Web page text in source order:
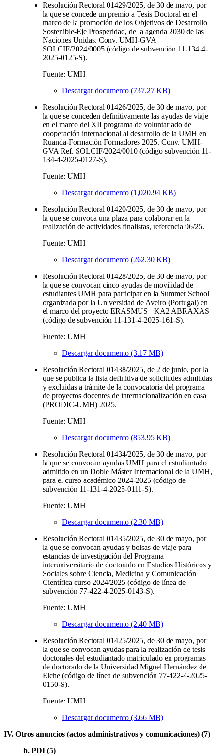
Resolución Rectoral 01429/2025, de 30 de mayo, por
la que se concede un premio a Tesis Doctoral en el
marco de la promoción de los Objetivos de Desarrollo
Sostenible-Eje Prosperidad, de la agenda 2030 de las
Naciones Unidas. Conv. UMH-GVA
SOLCIF/2024/0005 (código de subvención 11-134-4-
2025-0125-S).
Fuente: UMH
Descargar documento (737.27 KB)
Resolución Rectoral 01426/2025, de 30 de mayo, por
la que se conceden definitivamente las ayudas de viaje
en el marco del XII programa de voluntariado de
cooperación internacional al desarrollo de la UMH en
Ruanda-Formación Formadores 2025. Conv. UMH-
GVA Ref. SOLCIF/2024/0010 (código subvención 11-
134-4-2025-0127-S).
Fuente: UMH
Descargar documento (1,020.94 KB)
Resolución Rectoral 01420/2025, de 30 de mayo, por
la que se convoca una plaza para colaborar en la
realización de actividades finalistas, referencia 96/25.
Fuente: UMH
Descargar documento (262.30 KB)
Resolución Rectoral 01428/2025, de 30 de mayo, por
la que se convocan cinco ayudas de movilidad de
estudiantes UMH para participar en la Summer School
organizada por la Universidad de Aveiro (Portugal) en
el marco del proyecto ERASMUS+ KA2 ABRAXAS
(código de subvención 11-131-4-2025-161-S).
Fuente: UMH
Descargar documento (3.17 MB)
Resolución Rectoral 01438/2025, de 2 de junio, por la
que se publica la lista definitiva de solicitudes admitidas
y excluidas a trámite de la convocatoria del programa
de proyectos docentes de internacionalización en casa
(PRODIC-UMH) 2025.
Fuente: UMH
Descargar documento (853.95 KB)
Resolución Rectoral 01434/2025, de 30 de mayo, por
la que se convocan ayudas UMH para el estudiantado
admitido en un Doble Máster Internacional de la UMH,
para el curso académico 2024-2025 (código de
subvención 11-131-4-2025-0111-S).
Fuente: UMH
Descargar documento (2.30 MB)
Resolución Rectoral 01435/2025, de 30 de mayo, por
la que se convocan ayudas y bolsas de viaje para
estancias de investigación del Programa
interuniversitario de doctorado en Estudios Históricos y
Sociales sobre Ciencia, Medicina y Comunicación
Científica curso 2024/2025 (código de línea de
subvención 77-422-4-2025-0143-S).
Fuente: UMH
Descargar documento (2.40 MB)
Resolución Rectoral 01425/2025, de 30 de mayo, por
la que se convocan ayudas para la realización de tesis
doctorales del estudiantado matriculado en programas
de doctorado de la Universidad Miguel Hernández de
Elche (código de línea de subvención 77-422-4-2025-
0150-S).
Fuente: UMH
Descargar documento (3.66 MB)
IV. Otros anuncios (actos administrativos y comunicaciones) (7)
b. PDI (5)